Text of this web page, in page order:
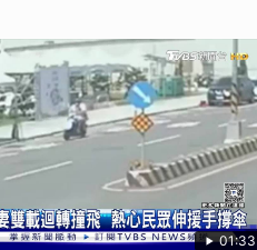
01:33